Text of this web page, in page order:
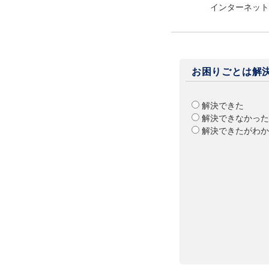
インターネッ
お困りごとは解
解決できた
解決できなかった
解決できたがわ